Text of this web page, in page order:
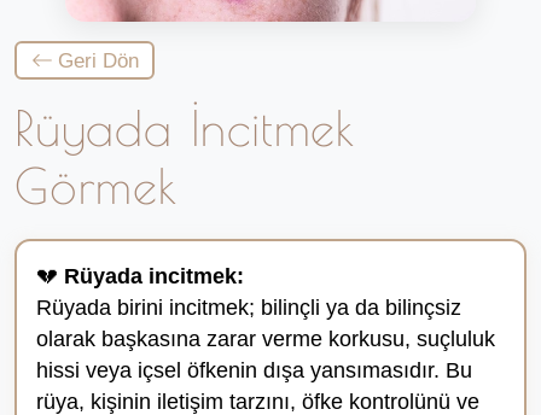
Geri Dön
Rüyada İncitmek
Görmek
💔 Rüyada incitmek:
Rüyada birini incitmek; bilinçli ya da bilinçsiz
olarak başkasına zarar verme korkusu, suçluluk
hissi veya içsel öfkenin dışa yansımasıdır. Bu
rüya, kişinin iletişim tarzını, öfke kontrolünü ve